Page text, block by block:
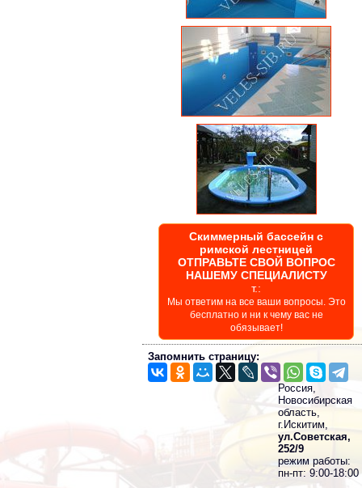
Скиммерный бассейн с
римской лестницей
ОТПРАВЬТЕ СВОЙ ВОПРОС
НАШЕМУ СПЕЦИАЛИСТУ
т.:
Мы ответим на все ваши вопросы. Это
бесплатно и ни к чему вас не
обязывает!
Запомнить страницу:
Россия,
Новосибирская
область,
г.Искитим,
ул.Советская,
252/9
режим работы:
пн-пт: 9:00-18:00